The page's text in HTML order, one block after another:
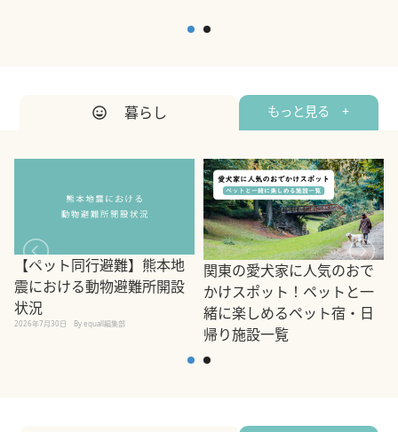
暮らし もっと見る +
【ペット同行避難】熊本地
震における動物避難所開設
状況
2026年7月30日 By equall編集部
関東の愛犬家に人気のおで
かけスポット！ペットと一
緒に楽しめるペット宿・日
帰り施設一覧